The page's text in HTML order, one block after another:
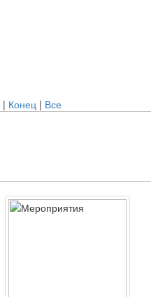
| Конец | Все